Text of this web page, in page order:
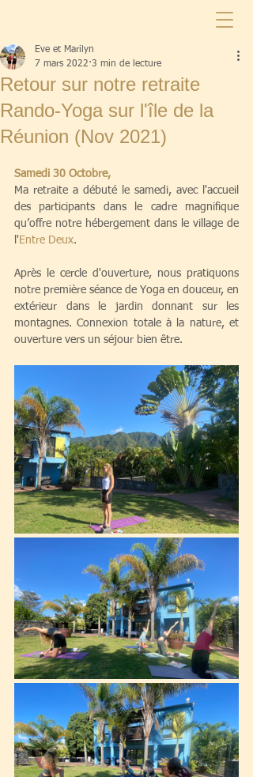
Retour sur notre retraite
Rando-Yoga sur l'île de la
Réunion (Nov 2021)
Eve et Marilyn
7 mars 2022 3 min de lecture
Samedi 30 Octobre,
Ma retraite a débuté le samedi, avec l'accueil
des participants dans le cadre magnifique
qu’offre notre hébergement dans le village de
l' Entre Deux.
Après le cercle d'ouverture, nous pratiquons
notre première séance de Yoga en douceur, en
extérieur dans le jardin donnant sur les
montagnes. Connexion totale à la nature, et
ouverture vers un séjour bien être.